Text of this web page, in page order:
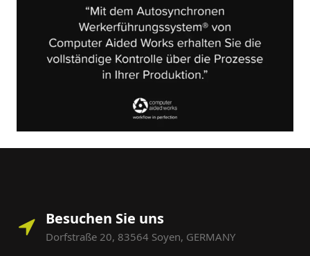
Besuchen Sie uns
Dorfstraße 20, 83564 Soyen, GERMANY